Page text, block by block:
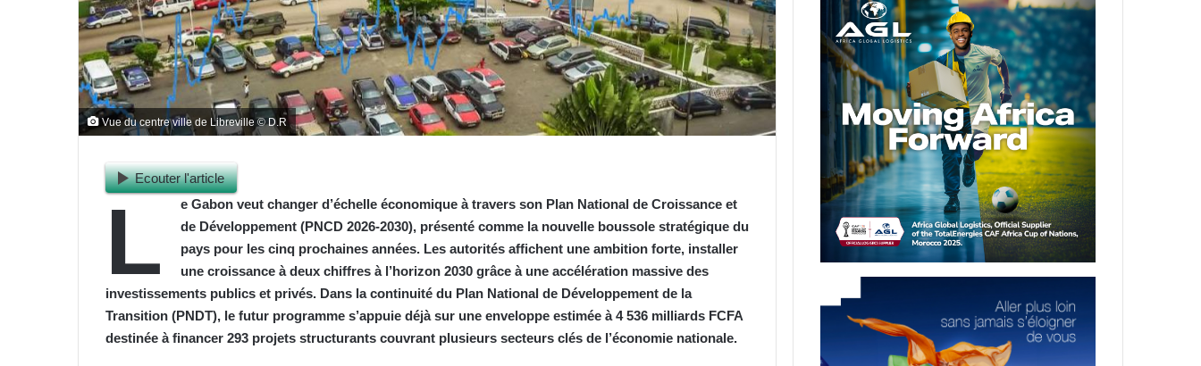
Vue du centre ville de Libreville © D.R
Ecouter l'article
L
e Gabon veut changer d’échelle économique à travers son Plan National de Croissance et
de Développement (PNCD 2026-2030), présenté comme la nouvelle boussole stratégique du
pays pour les cinq prochaines années. Les autorités affichent une ambition forte, installer
une croissance à deux chiffres à l’horizon 2030 grâce à une accélération massive des
investissements publics et privés. Dans la continuité du Plan National de Développement de la
Transition (PNDT), le futur programme s’appuie déjà sur une enveloppe estimée à 4 536 milliards FCFA
destinée à financer 293 projets structurants couvrant plusieurs secteurs clés de l’économie nationale.